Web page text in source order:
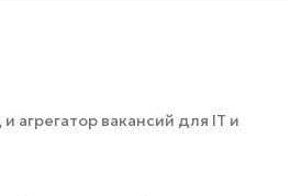
вакансий для IT и